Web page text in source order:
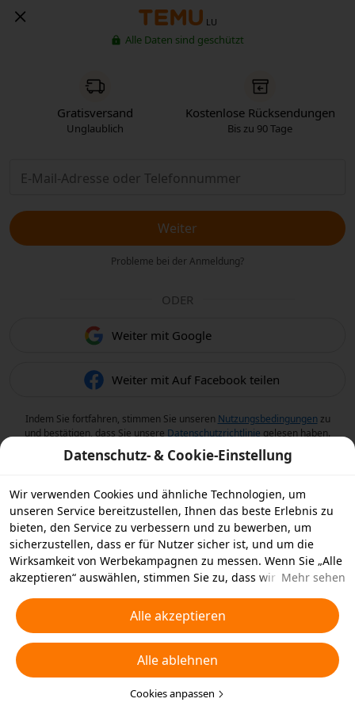
LU
Alle Daten sind geschützt
Gratisversand
Unglaublich
Kostenlose Rücksendungen
Bis zu 90 Tage
Weiter
Probleme bei der Anmeldung?
ODER
Weiter mit Google
Weiter mit Auf Facebook teilen
Indem Sie fortfahren, stimmen Sie unseren Nutzungsbedingungen zu
und bestätigen, dass Sie unsere Datenschutzrichtlinie gelesen haben.
Datenschutz- & Cookie-Einstellung
Wir verwenden Cookies und ähnliche Technologien, um
unseren Service bereitzustellen, Ihnen das beste Erlebnis zu
bieten, den Service zu verbessern und zu bewerben, um
sicherzustellen, dass er für Nutzer sicher ist, und um die
Wirksamkeit von Werbekampagnen zu messen. Wenn Sie „Alle
akzeptieren“ auswählen, stimmen Sie zu, dass wir und die
ähnliche Technologien für Werbezwecke auf Ihrem Gerät
speichern. Alternativ können Sie auch über „Alle ablehnen“
nicht notwendige Cookies ablehnen oder auswählen, welche
Arten von Cookies Sie akzeptieren oder deaktivieren möchten,
indem Sie unten oder jederzeit in Ihren
Datenschutzeinstellungen auf „Cookies anpassen“ klicken.
Mehr sehen
Alle akzeptieren
Alle ablehnen
Cookies anpassen